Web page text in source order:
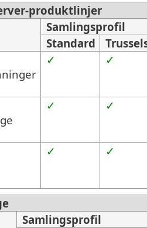
produktlinjer
Samlingsprofil
Standard
✓ ✓
✓ ✓
✓ ✓
Samlingsprofil